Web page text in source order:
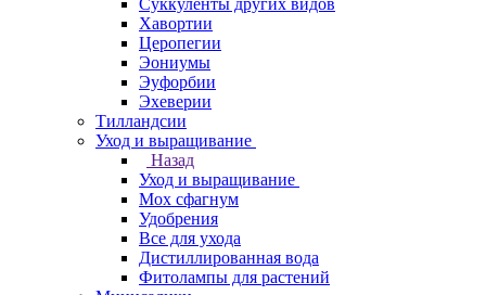
Суккуленты других видов
Хавортии
Церопегии
Эониумы
Эуфорбии
Эхеверии
Тилландсии
Уход и выращивание
Назад
Уход и выращивание
Мох сфагнум
Удобрения
Все для ухода
Дистиллированная вода
Фитолампы для растений